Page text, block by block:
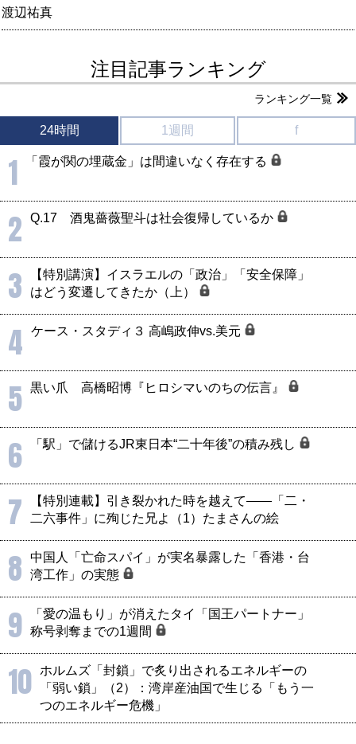
渡辺祐真
注目記事ランキング
ランキング一覧
24時間 1週間 f
1 「霞が関の埋蔵金」は間違いなく存在する
2 Q.17 酒鬼薔薇聖斗は社会復帰しているか
3
【特別講演】イスラエルの「政治」「安全保障」
はどう変遷してきたか（上）
4 ケース・スタディ３ 高嶋政伸vs.美元
5 黒い爪 高橋昭博『ヒロシマいのちの伝言』
6 「駅」で儲けるJR東日本“二十年後”の積み残し
7
【特別連載】引き裂かれた時を越えて――「二・
二六事件」に殉じた兄よ（1）たまさんの絵
8
中国人「亡命スパイ」が実名暴露した「香港・台
湾工作」の実態
9
「愛の温もり」が消えたタイ「国王パートナー」
称号剥奪までの1週間
10
ホルムズ「封鎖」で炙り出されるエネルギーの
「弱い鎖」（2）：湾岸産油国で生じる「もう一
つのエネルギー危機」